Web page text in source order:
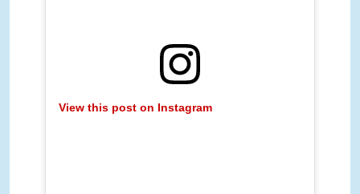
View this post on Instagram